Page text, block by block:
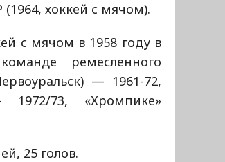
хоккей с мячом).
с мячом в 1958 году в
ремесленного
— 1961-72,
1972/73, «Хромпике»
25 голов.